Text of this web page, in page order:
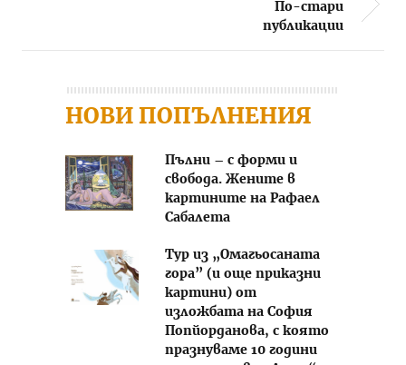
По-стари
публикации
НОВИ ПОПЪЛНЕНИЯ
Пълни – с форми и
свобода. Жените в
картините на Рафаел
Сабалета
Тур из „Омагьосаната
гора” (и още приказни
картини) от
изложбата на София
Попйорданова, с която
празнуваме 10 години